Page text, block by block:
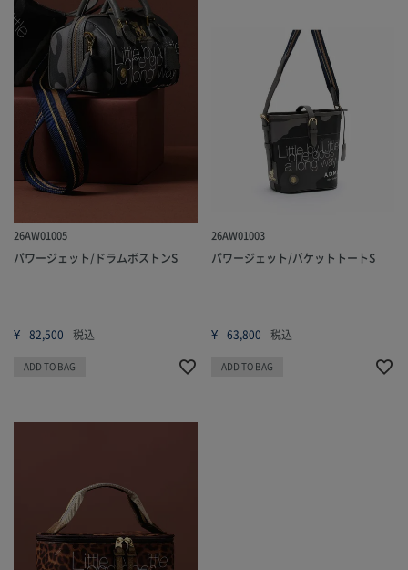
26AW01005
パワージェット/ドラムボストンS
¥ 82,500 税込
ADD TO BAG
26AW01003
パワージェット/バケットトートS
¥ 63,800 税込
ADD TO BAG